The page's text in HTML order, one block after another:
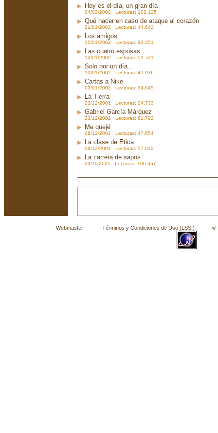
Hoy es el día, un gran día
04/02/2002 Lecturas: 102.125
Qué hacer en caso de ataque al corazón
21/01/2002 Lecturas: 44.642
Los amigos
15/01/2002 Lecturas: 43.351
Las cuatro esposas
13/01/2002 Lecturas: 51.721
Solo por un día...
10/01/2002 Lecturas: 47.936
Cartas a Nike
03/01/2002 Lecturas: 34.645
La Tierra
23/12/2001 Lecturas: 24.733
Gabriel García Márquez
23/12/2001 Lecturas: 81.792
Me quejé
08/12/2001 Lecturas: 47.654
La clase de Etica
08/12/2001 Lecturas: 57.012
La carrera de sapos
09/11/2001 Lecturas: 100.657
Webmaster Términos y Condiciones de Uso (LSSI) © La